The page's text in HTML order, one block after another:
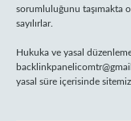
sorumluluğunu taşımakta
sayılırlar.
Hukuka ve yasal
yasal süre içerisinde